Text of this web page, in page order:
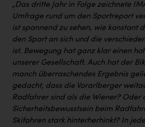
„Das dritte Jahr in Folge zeichnete
Umfrage rund um den Sportreport
ist spannend zu sehen, wie konstant
den Sport an sich und die
ist. Bewegung hat ganz klar einen
unserer Gesellschaft. Auch hat der
manch überraschendes Ergebnis
gedacht, dass die Vorarlberger
Radfahrer sind als die Wiener? Oder
Sicherheitsbewusstsein beim
Skifahren stark hinterherhinkt? In